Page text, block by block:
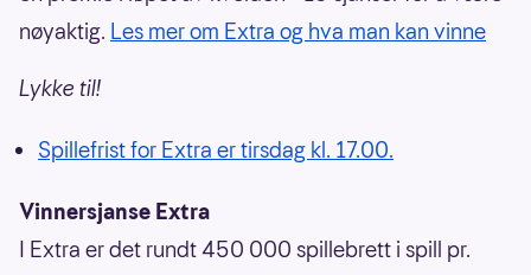
nøyaktig. Les mer om Extra og hva man kan vinne
Lykke til!
Spillefrist for Extra er tirsdag kl. 17.00.
Vinnersjanse Extra
I Extra er det rundt 450 000 spillebrett i spill pr.